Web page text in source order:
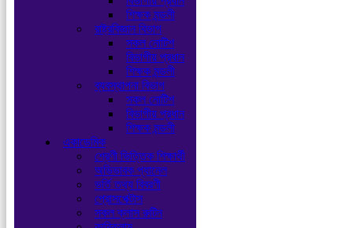
শিক্ষক মন্ডলী
রাষ্ট্রবিজ্ঞান বিভাগ
সকল নোটিশ
বিভাগীয় প্রধান
শিক্ষক মন্ডলী
ব্যবস্থাপনা বিভাগ
সকল নোটিশ
বিভাগীয় প্রধান
শিক্ষক মন্ডলী
একাডেমিক
শ্রেণী ভিত্তিক শিক্ষার্থী
অভিভাবক প্যানেল
ভর্তি তথ্য বিবরণী
প্রোসপেক্টাস
সকল ক্লাস রুটিন